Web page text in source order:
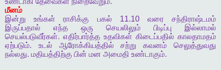
மீனம்
இன்று
உங்கள் ராசிக்கு பகல் 11.10 வரை
சந்திராஷ்டமம்
இருப்பதால்
எந்த ஒரு செயலிலும் பிடிப்பு
இல்லாமல்
செயல்படுவீர்கள். எதிர்பார்த்த உதவிகள் கிடைப்பதில் காலதாமதம்
ஏற்படும். உடல் ஆரோக்கியத்தில் சற்று கவனம்
செலுத்துவது
நல்லது. மதியத்திற்கு பின் மன அமைதி உண்டாகும்.